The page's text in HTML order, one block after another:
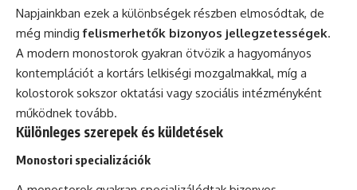
Napjainkban ezek a különbségek részben elmosódtak, de
még mindigfelismerhetők bizonyos jellegzetességek.
A modern monostorok gyakran ötvözik a hagyományos
kontemplációt a kortárs lelkiségi mozgalmakkal, míg a
kolostorok sokszor oktatási vagy szociális intézményként
működnek tovább.
Különleges szerepek és küldetések
Monostori specializációk